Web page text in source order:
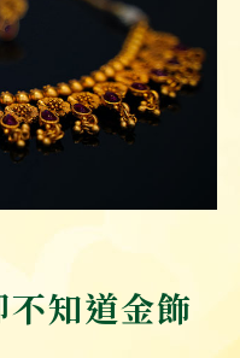
知道金飾